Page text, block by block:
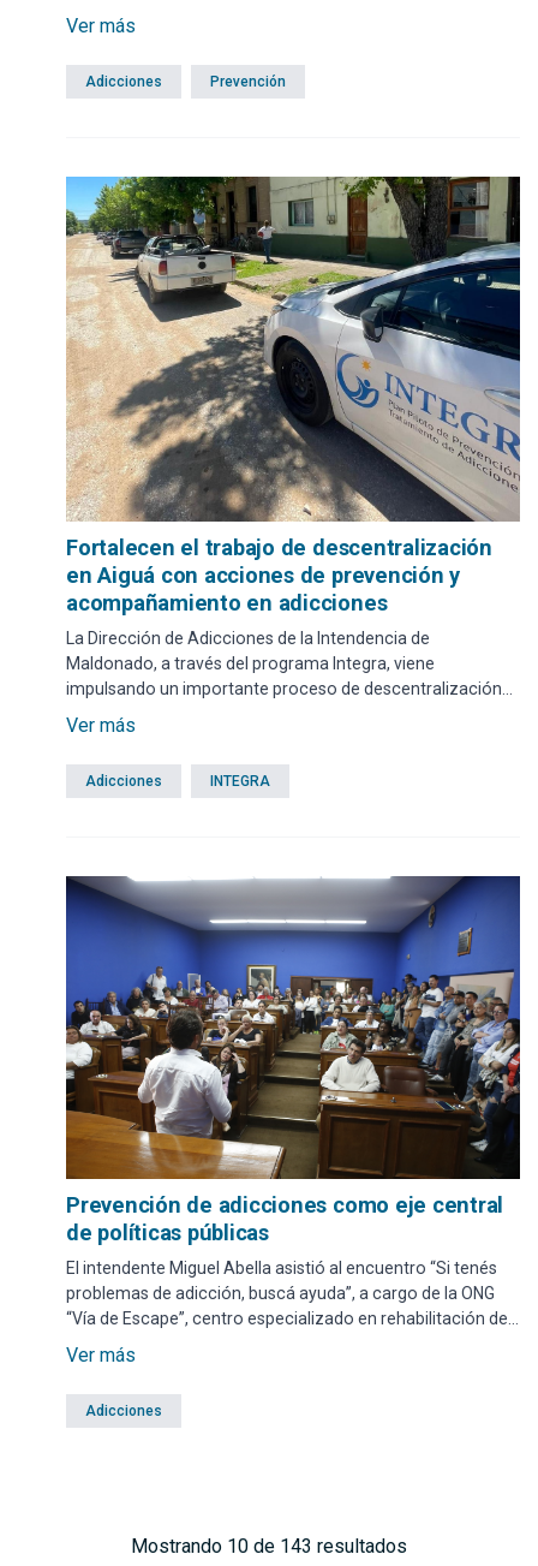
consulta y derivación para personas con uso problemático
Ver más
Adicciones Prevención
Fortalecen el trabajo de descentralización
en Aiguá con acciones de prevención y
acompañamiento en adicciones
La Dirección de Adicciones de la Intendencia de
Maldonado, a través del programa Integra, viene
impulsando un importante proceso de descentralización
que fortalece la presencia institucional en el Municipio de
Aiguá.
Ver más
Adicciones INTEGRA
Prevención de adicciones como eje central
de políticas públicas
El intendente Miguel Abella asistió al encuentro “Si tenés
problemas de adicción, buscá ayuda”, a cargo de la ONG
“Vía de Escape”, centro especializado en rehabilitación de
adicciones.
Ver más
Adicciones
Mostrando 10 de 143 resultados